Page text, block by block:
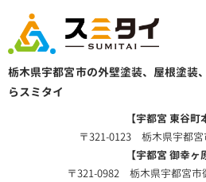
栃木県宇都宮市の外壁塗装、屋根塗装
らスミタイ
【宇都宮 東谷町
〒321-0123 栃木県宇都宮
【宇都宮 御幸ヶ
〒321-0982 栃木県宇都宮市